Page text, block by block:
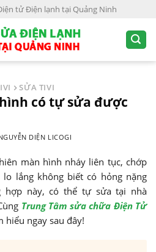
tử Điện lạnh tại Quảng Ninh
SỬA TIVI
có tự sửa được
DIỆN LICOGI
màn hình nháy liên tục, chớp
lắng không biết có hỏng nặng
hợp này, có thể tự sửa tại nhà
Trung Tâm sửa chữa Điện Tử
hiểu ngay sau đây!